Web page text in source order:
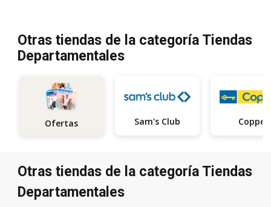
Otras tiendas de la categoría Tiendas
Departamentales
Ofertas Sam's Club Coppel
Otras tiendas de la categoría Tiendas
Departamentales